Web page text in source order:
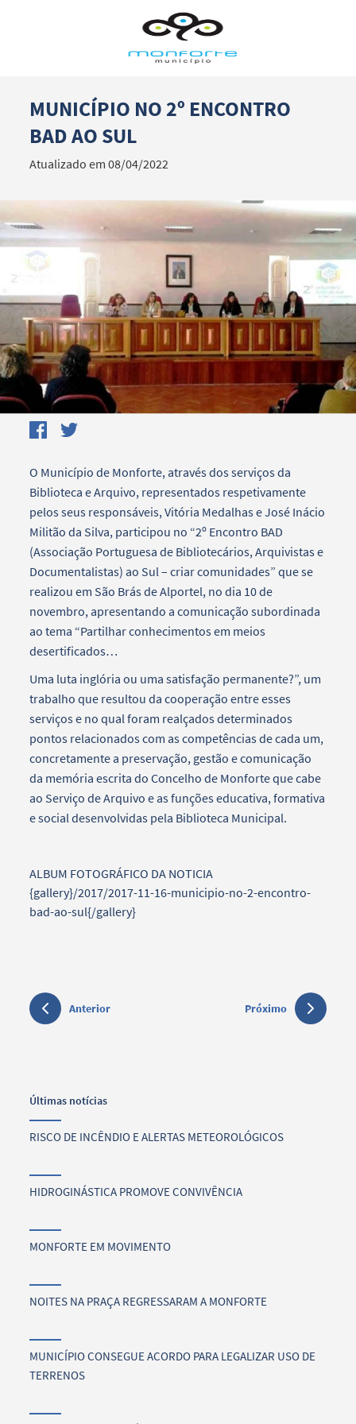
Termo de Pesquisa
Categorias gerais
Filtros
MUNICÍPIO NO 2º ENCONTRO
BAD AO SUL
Atualizado em 08/04/2022
O Município de Monforte, através dos serviços da
Biblioteca e Arquivo, representados respetivamente
pelos seus responsáveis, Vitória Medalhas e José Inácio
Militão da Silva, participou no “2º Encontro BAD
(Associação Portuguesa de Bibliotecários, Arquivistas e
Documentalistas) ao Sul – criar comunidades” que se
realizou em São Brás de Alportel, no dia 10 de
novembro, apresentando a comunicação subordinada
ao tema “Partilhar conhecimentos em meios
desertificados…
Uma luta inglória ou uma satisfação permanente?”, um
trabalho que resultou da cooperação entre esses
serviços e no qual foram realçados determinados
pontos relacionados com as competências de cada um,
concretamente a preservação, gestão e comunicação
da memória escrita do Concelho de Monforte que cabe
ao Serviço de Arquivo e as funções educativa, formativa
e social desenvolvidas pela Biblioteca Municipal.
ALBUM FOTOGRÁFICO DA NOTICIA
{gallery}/2017/2017-11-16-municipio-no-2-encontro-
bad-ao-sul{/gallery}
Anterior Próximo
Últimas notícias
RISCO DE INCÊNDIO E ALERTAS METEOROLÓGICOS
HIDROGINÁSTICA PROMOVE CONVIVÊNCIA
MONFORTE EM MOVIMENTO
NOITES NA PRAÇA REGRESSARAM A MONFORTE
MUNICÍPIO CONSEGUE ACORDO PARA LEGALIZAR USO DE
TERRENOS